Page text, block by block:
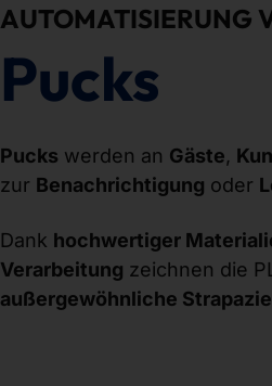
AUTOMATISIERUNG
Pucks
Pucks werden an Gäste,
zur Benachrichtigung oder
Dank hochwertiger
Verarbeitung zeichnen die
außergewöhnliche